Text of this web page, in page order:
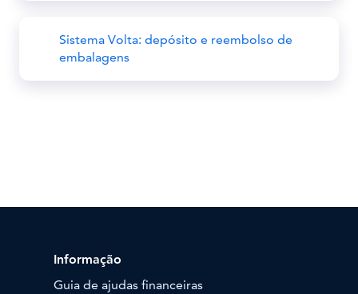
Sistema Volta: depósito e reembolso de
embalagens
Informação
Guia de ajudas financeiras